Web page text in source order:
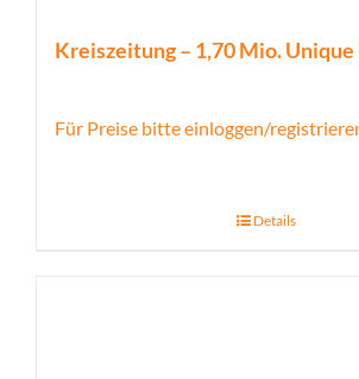
Kreiszeitung – 1,70 Mio. Unique
Für Preise bitte einloggen/
Details